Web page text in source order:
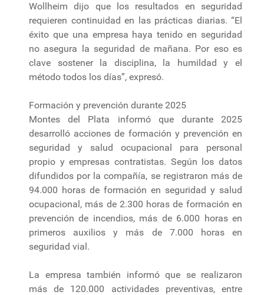
Wollheim dijo que los resultados en seguridad
requieren continuidad en las prácticas diarias. “El
éxito que una empresa haya tenido en seguridad
no asegura la seguridad de mañana. Por eso es
clave sostener la disciplina, la humildad y el
método todos los días”, expresó.
Formación y prevención durante 2025
Montes del Plata informó que durante 2025
desarrolló acciones de formación y prevención en
seguridad y salud ocupacional para personal
propio y empresas contratistas. Según los datos
difundidos por la compañía, se registraron más de
94.000 horas de formación en seguridad y salud
ocupacional, más de 2.300 horas de formación en
prevención de incendios, más de 6.000 horas en
primeros auxilios y más de 7.000 horas en
seguridad vial.
La empresa también informó que se realizaron
más de 120.000 actividades preventivas, entre